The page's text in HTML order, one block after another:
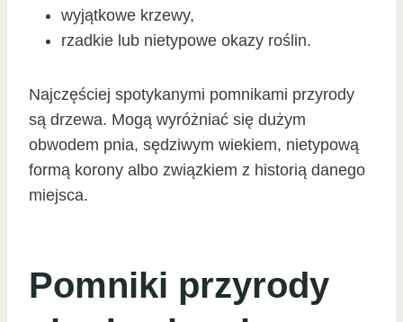
wyjątkowe krzewy,
rzadkie lub nietypowe okazy roślin.
Najczęściej spotykanymi pomnikami przyrody
są drzewa. Mogą wyróżniać się dużym
obwodem pnia, sędziwym wiekiem, nietypową
formą korony albo związkiem z historią danego
miejsca.
Pomniki przyrody